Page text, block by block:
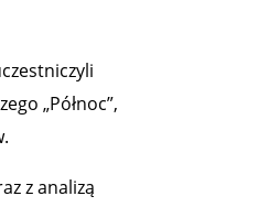
„Północ”,
z analizą